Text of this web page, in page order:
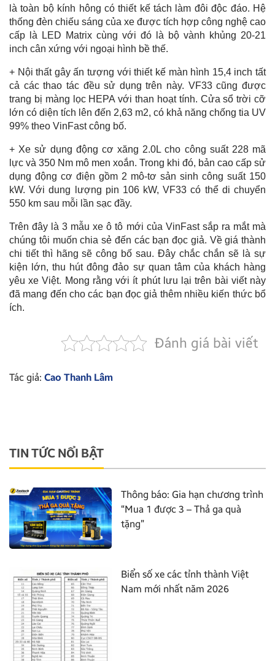
là toàn bộ kính hông có thiết kế tách làm đôi độc đáo. Hệ
thống đèn chiếu sáng của xe được tích hợp công nghệ cao
cấp là LED Matrix cùng với đó là bộ vành khủng 20-21
inch cân xứng với ngoại hình bề thế.
+ Nội thất gây ấn tượng với thiết kế màn hình 15,4 inch tất
cả các thao tác đều sử dụng trên này. VF33 cũng được
trang bị màng lọc HEPA với than hoạt tính. Cửa sổ trời cỡ
lớn có diện tích lên đến 2,63 m2, có khả năng chống tia UV
99% theo VinFast công bố.
+ Xe sử dụng động cơ xăng 2.0L cho công suất 228 mã
lực và 350 Nm mô men xoắn. Trong khi đó, bản cao cấp sử
dụng động cơ điện gồm 2 mô-tơ sản sinh công suất 150
kW. Với dung lượng pin 106 kW, VF33 có thể di chuyển
550 km sau mỗi lần sạc đầy.
Trên đây là 3 mẫu xe ô tô mới của VinFast sắp ra mắt mà
chúng tôi muốn chia sẻ đến các bạn đọc giả. Về giá thành
chi tiết thì hãng sẽ công bố sau. Đây chắc chắn sẽ là sự
kiện lớn, thu hút đông đảo sự quan tâm của khách hàng
yêu xe Việt. Mong rằng với ít phút lưu lại trên bài viết này
đã mang đến cho các bạn đọc giả thêm nhiều kiến thức bổ
ích.
Đánh giá bài viết
Tác giả: Cao Thanh Lâm
TIN TỨC NỔI BẬT
Thông báo: Gia hạn chương trình
“Mua 1 được 3 – Thả ga quà
tặng”
Biển số xe các tỉnh thành Việt
Nam mới nhất năm 2026